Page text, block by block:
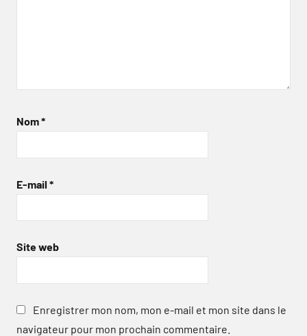
Nom*
E-mail *
Site web
Enregistrer mon nom, mon e-mail et mon site dans le
navigateur pour mon prochain commentaire.